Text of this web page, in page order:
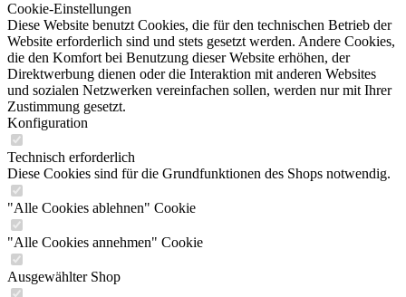
Cookie-Einstellungen
Diese Website benutzt Cookies, die für den technischen Betrieb der
Website erforderlich sind und stets gesetzt werden. Andere Cookies,
die den Komfort bei Benutzung dieser Website erhöhen, der
Direktwerbung dienen oder die Interaktion mit anderen Websites
und sozialen Netzwerken vereinfachen sollen, werden nur mit Ihrer
Zustimmung gesetzt.
Konfiguration
Technisch erforderlich
Diese Cookies sind für die Grundfunktionen des Shops notwendig.
"Alle Cookies ablehnen" Cookie
"Alle Cookies annehmen" Cookie
Ausgewählter Shop